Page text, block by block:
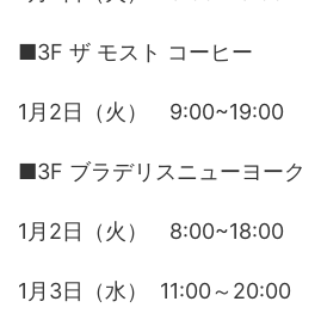
■3F ザ モスト コーヒー
1月2日（火） 9:00~19:00
■3F ブラデリスニューヨーク
1月2日（火） 8:00~18:00
1月3日（水） 11:00～20:00